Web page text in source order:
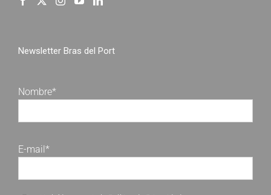
Newsletter Bras del Port
Nombre*
E-mail*